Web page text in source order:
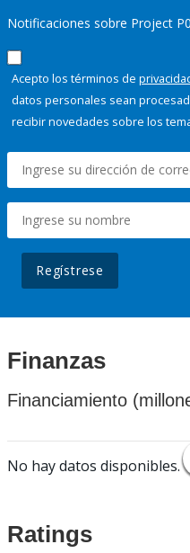
Notificaciones sobre Project
Acepto los términos de
datos personales sean
recibir novedades sobre los
Regístrese
Finanzas
Financiamiento
No hay datos disponibles.
Ratings